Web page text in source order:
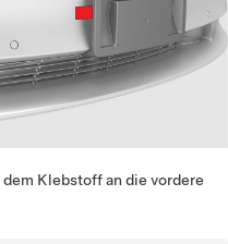
Klebstoff an die vordere